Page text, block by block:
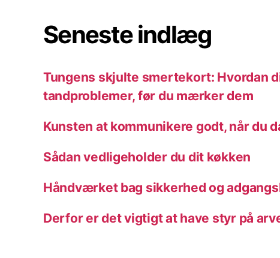
Seneste indlæg
Tungens skjulte smertekort: Hvordan
tandproblemer, før du mærker dem
Kunsten at kommunikere godt, når du
Sådan vedligeholder du dit køkken
Håndværket bag sikkerhed og
Derfor er det vigtigt at have styr på